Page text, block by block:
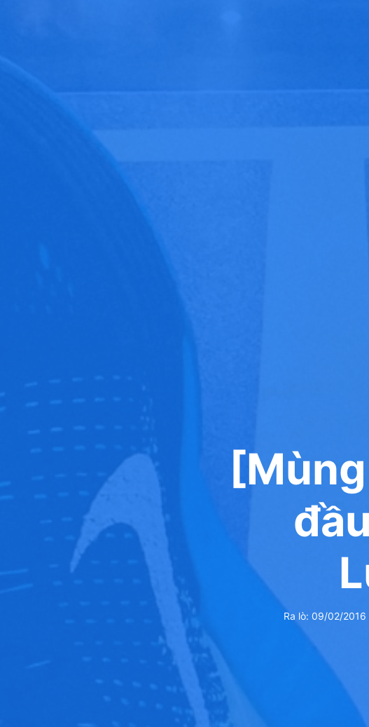
Ra lò: 09/02/2016